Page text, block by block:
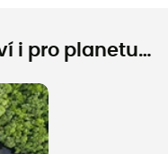
i pro planetu…